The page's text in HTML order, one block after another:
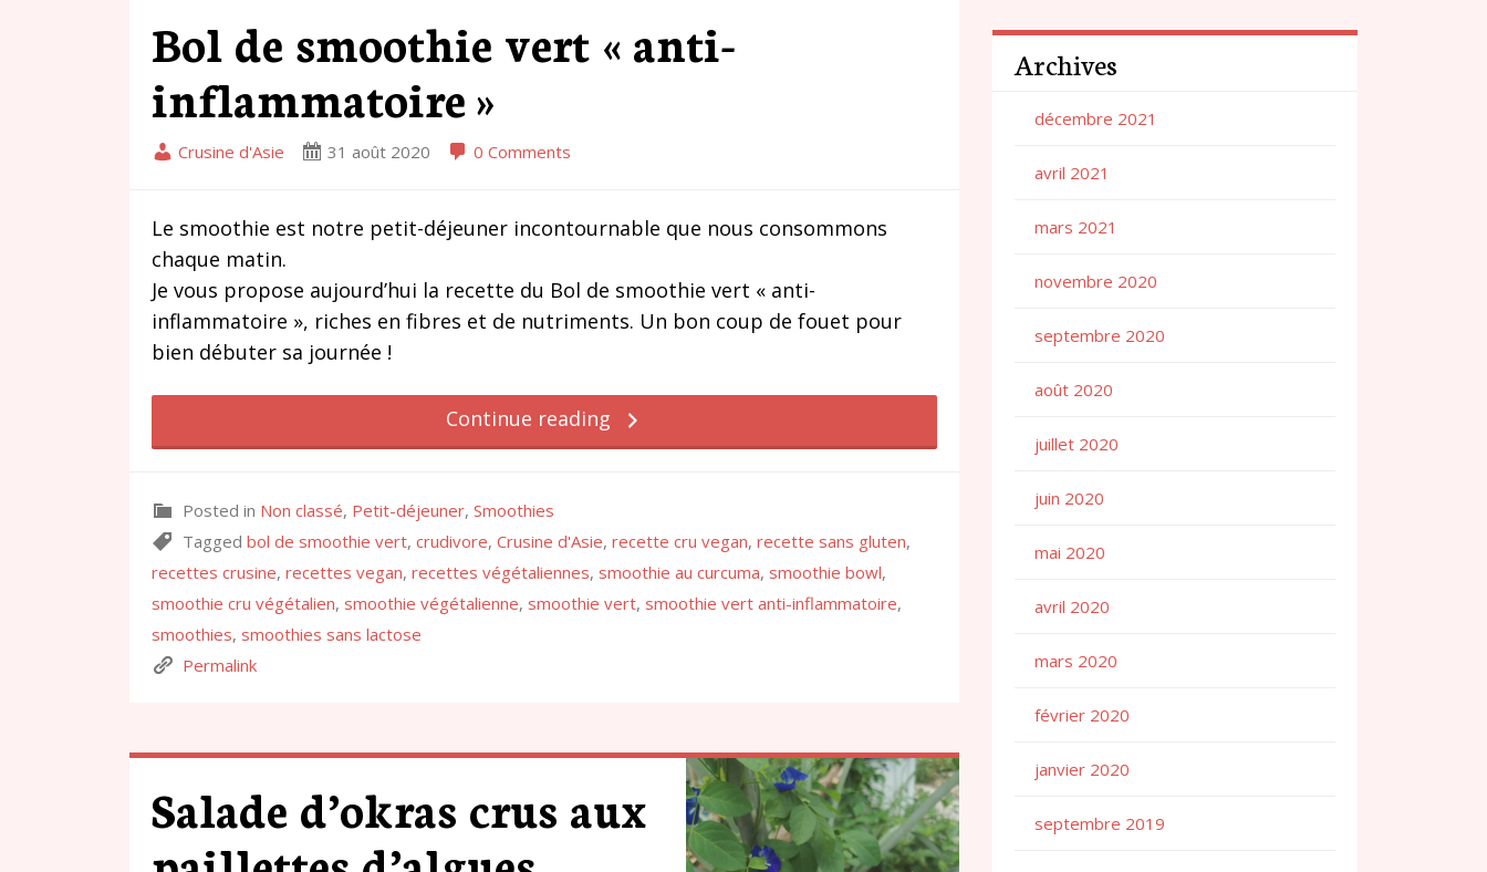
Bol de smoothie vert « anti-
inflammatoire »
Crusine d'Asie 31 août 2020 0 Comments
Le smoothie est notre petit-déjeuner incontournable que nous consommons
chaque matin.
Je vous propose aujourd’hui la recette du Bol de smoothie vert « anti-
inflammatoire », riches en fibres et de nutriments. Un bon coup de fouet pour
bien débuter sa journée !
Continue reading
Posted in Non classé, Petit-déjeuner, Smoothies
Tagged bol de smoothie vert, crudivore, Crusine d'Asie, recette cru vegan, recette sans gluten,
recettes crusine, recettes vegan, recettes végétaliennes, smoothie au curcuma, smoothie bowl,
smoothie cru végétalien, smoothie végétalienne, smoothie vert, smoothie vert anti-inflammatoire,
smoothies, smoothies sans lactose
Permalink
Salade d’okras crus aux
Archives
décembre 2021
avril 2021
mars 2021
novembre 2020
septembre 2020
août 2020
juillet 2020
juin 2020
mai 2020
avril 2020
mars 2020
février 2020
janvier 2020
septembre 2019